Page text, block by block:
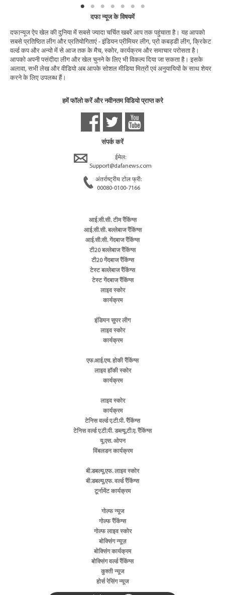
दफा न्यूज के विषयमें
दफान्यूज ऐप खेल की दुनिया में सबसे ज्यादा चर्चित खबरें आप तक पहुंचाता है। यह आपको
सबसे प्रतिष्ठित लीग और प्रतियोगिताएं - इंडियन प्रीमियर लीग, प्रो कबड्डी लीग, क्रिकेट
वर्ल्ड कप और अन्यो में से आज तक के मैच, स्कोर, कार्यक्रम और समाचार परोसता है।
आपको अपनी पसंदीदा लीग और खेल चुनने के लिए भी विकल्प दिया जा सकता है। इसके
अलावा, सभी लेख और वीडियो अब आपके सोशल मीडिया मित्रों एवं अनुयायियों के साथ शेयर
करने के लिए उपलब्ध हैं।
हमें फॉलो करें और नवीनतम विडियो प्राप्त करे
संपर्क करें
ईमेल:
Support@dafanews.com
अंतर्राष्ट्रीय टोल फ्री:
00080-0100-7166
आई.सी.सी. टीम रैंकिंग्स
आई.सी.सी. बल्लेबाज रैंकिंग्स
आई.सी.सी. गेंदबाज रैंकिंग्स
टी20 बल्लेबाज रैंकिंग्स
टी20 गेंदबाज रैंकिंग्स
टेस्ट बल्लेबाज रैंकिंग्स
टेस्ट गेंदबाज रैंकिंग्स
लाइव स्कोर
कार्यक्रम
इंडियन सुपर लीग
लाइव स्कोर
कार्यक्रम
एफ.आई.एच. होकी रैंकिंग्स
लाइव हॉकी स्कोर
कार्यक्रम
लाइव स्कोर
कार्यक्रम
टेनिस वर्ल्ड ए.टी.पी. रैंकिंग्स
टेनिस वर्ल्ड ए.टी.पी. डब्ल्यू.टी.ए. रैंकिंग्स
यू.एस. ओपन
विंबलडन कार्यक्रम
बी.डबल्यू.एफ. लाइव स्कोर
बी.डबल्यू.एफ. वर्ल्ड रैंकिंग्स
टूर्नामेंट कार्यक्रम
गोल्फ न्यूज
गोल्फ रैंकिंग्स
गोल्फ लाइव स्कोर
बोक्सिंग न्यूज़
बोक्सिंग कार्यक्रम
बोक्सिंग वर्ल्ड रैंकिंग्स
कुश्ती न्यूज
होर्स रेसिंग न्यूज